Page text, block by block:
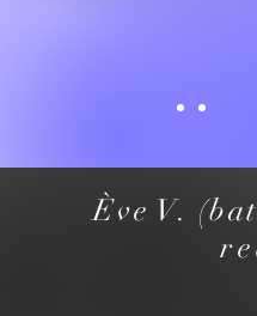
​Ève V.